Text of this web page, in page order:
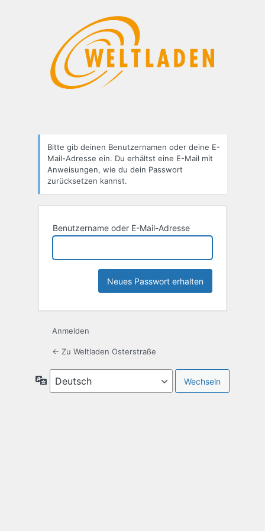
zurücksetzen
Bitte gib deinen Benutzernamen oder deine E-
Mail-Adresse ein. Du erhältst eine E-Mail mit
Anweisungen, wie du dein Passwort
zurücksetzen kannst.
Benutzername oder E-Mail-Adresse
Anmelden
← Zu Weltladen Osterstraße
Sprache